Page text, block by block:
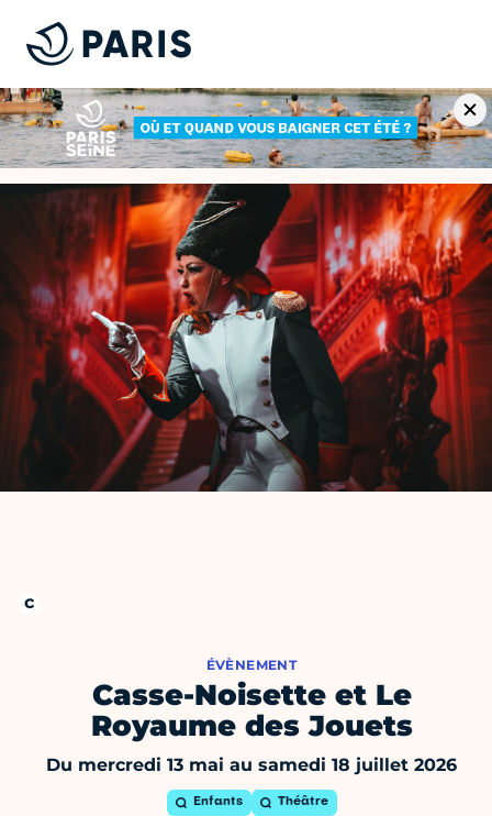
ÉVÈNEMENT
Casse-Noisette et Le
Royaume des Jouets
Du mercredi 13 mai au samedi 18 juillet 2026
Enfants Théâtre